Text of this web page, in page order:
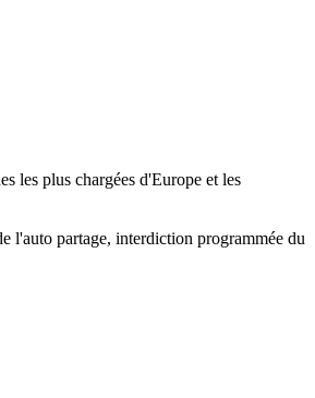
les plus chargées d'Europe et les
l'auto partage, interdiction programmée du